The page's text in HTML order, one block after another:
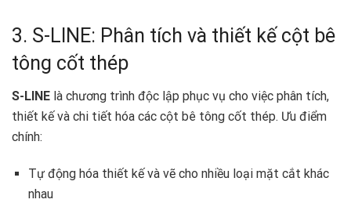
3. S-LINE: Phân tích và thiết kế cột bê
tông cốt thép ️
S-LINE là chương trình độc lập phục vụ cho việc phân tích,
thiết kế và chi tiết hóa các cột bê tông cốt thép. Ưu điểm
chính:
Tự động hóa thiết kế và vẽ cho nhiều loại mặt cắt khác
nhau